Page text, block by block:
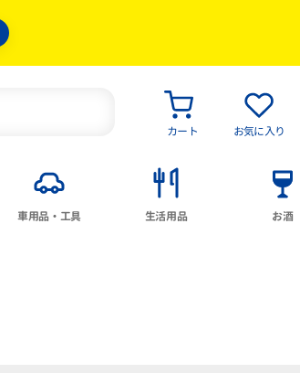
カート お気に入り
車用品・工具 生活用品 お酒